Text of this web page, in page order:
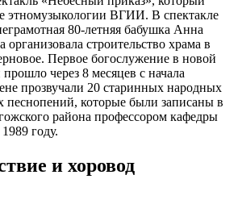
этномузыкологии ВГИИ. В спектакле
80-летняя бабушка Анна
строительство храма в
Первое богослужение в новой
через 8 месяцев с начала
прозвучали 20 старинных народных
песнопений, которые были записаны в
района профессором кафедры
году.
и хоровод